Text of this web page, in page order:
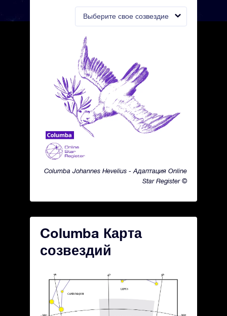
Выберите свое созвездие
Columba Johannes Hevelius - Адаптация Online
Star Register ©
Columba Карта
созвездий